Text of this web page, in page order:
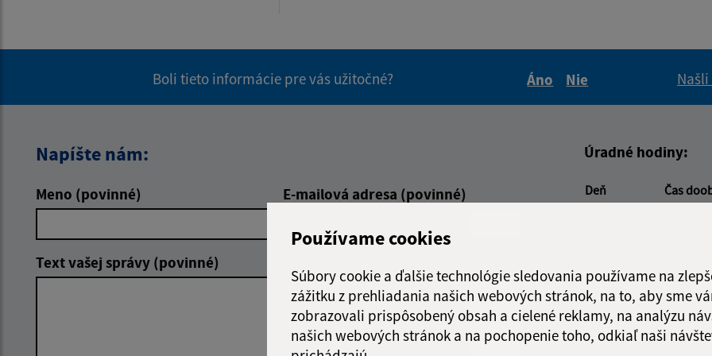
Používame cookies
Súbory cookie a ďalšie technológie sledovania používame na
zážitku z prehliadania našich webových stránok, na to, aby sme
zobrazovali prispôsobený obsah a cielené reklamy, na analýzu
našich webových stránok a na pochopenie toho, odkiaľ naši
Boli tieto informácie pre vás užitočné?
Áno
Nie
Napíšte nám:
Meno (povinné) E-mailová adresa (povinné)
Text vašej správy (povinné)
Úradné hodiny:
Deň Čas
Štvrtok:
07:30 -
Piatok:
Obedňajšia